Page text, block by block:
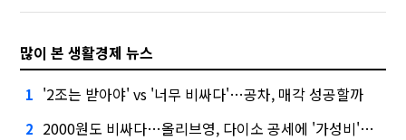
많이 본 생활경제 뉴스
1 '2조는 받아야' vs '너무 비싸다'…공차, 매각 성공할까
2 2000원도 비싸다…올리브영, 다이소 공세에 '가성비'로 맞불